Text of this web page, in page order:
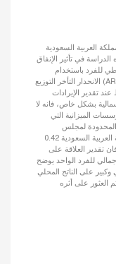
العربية السعودية
تبحث هذه الدراسة في تأثير الإنفاق
للفرد باستخدام
الانحدار التأخر التوزيع (ARDL) النهج. توصلت الدراسة إلى أنه على الرغم من أن
تقدير الإيرادات
بشكل خاص، فانه لا
الميزانية التي
بسبب القوة المحدودة لمجلس
الشورى السعودي في دورة الميزانية، سجلت المملكة العربية السعودية 0.42
تقدير العلاقة على
للفرد الواحد يوضح
وكبير على الناتج المحلي
العثور على أثره